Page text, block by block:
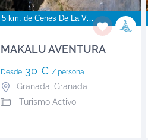
5 km. de Cenes De La Vega
MAKALU AVENTURA
Desde 30 € / persona
Granada, Granada
Turismo Activo